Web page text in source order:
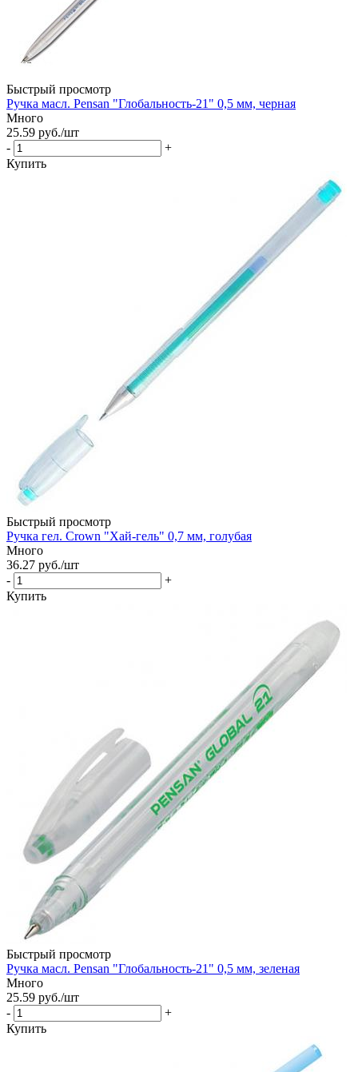
Быстрый просмотр
Ручка масл. Pensan "Глобальность-21" 0,5 мм, черная
Много
25.59 руб./шт
-
+
Купить
Быстрый просмотр
Ручка гел. Crown "Хай-гель" 0,7 мм, голубая
Много
36.27 руб./шт
-
+
Купить
Быстрый просмотр
Ручка масл. Pensan "Глобальность-21" 0,5 мм, зеленая
Много
25.59 руб./шт
-
+
Купить